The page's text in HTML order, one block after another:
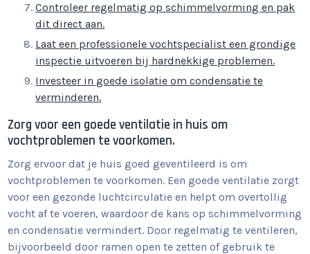
Controleer regelmatig op schimmelvorming en pak
dit direct aan.
Laat een professionele vochtspecialist een grondige
inspectie uitvoeren bij hardnekkige problemen.
Investeer in goede isolatie om condensatie te
verminderen.
Zorg voor een goede ventilatie in huis om
vochtproblemen te voorkomen.
Zorg ervoor dat je huis goed geventileerd is om
vochtproblemen te voorkomen. Een goede ventilatie zorgt
voor een gezonde luchtcirculatie en helpt om overtollig
vocht af te voeren, waardoor de kans op schimmelvorming
en condensatie vermindert. Door regelmatig te ventileren,
bijvoorbeeld door ramen open te zetten of gebruik te